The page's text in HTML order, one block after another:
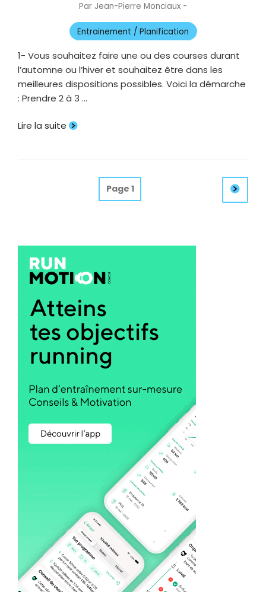
Par Jean-Pierre Monciaux -
le
Entrainement / Planification
1- Vous souhaitez faire une ou des courses durant
l’automne ou l’hiver et souhaitez être dans les
meilleures dispositions possibles. Voici la démarche
: Prendre 2 à 3 …
Lire la suite
Page 1